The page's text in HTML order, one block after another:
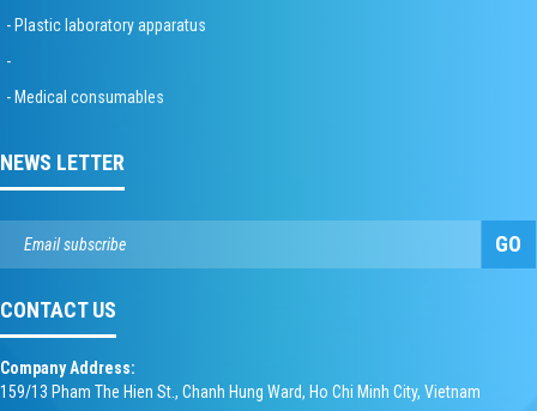
- Plastic laboratory apparatus
-
- Medical consumables
NEWS LETTER
GO
CONTACT US
Company Address:
159/13 Pham The Hien St., Chanh Hung Ward, Ho Chi Minh City, Vietnam